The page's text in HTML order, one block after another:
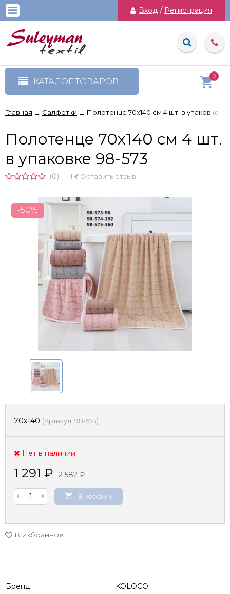
Вход / Регистрация
КАТАЛОГ ТОВАРОВ
0
Главная → Салфетки → Полотенце 70х140 см 4 шт. в упаковке
Полотенце 70х140 см 4 шт.
в упаковке 98-573
(0) Оставить отзыв
-50%
70х140 (Артикул: 98-573)
Нет в наличии
1 291 ₽ 2 582₽
В корзину
В избранное
Бренд
KOLOCO